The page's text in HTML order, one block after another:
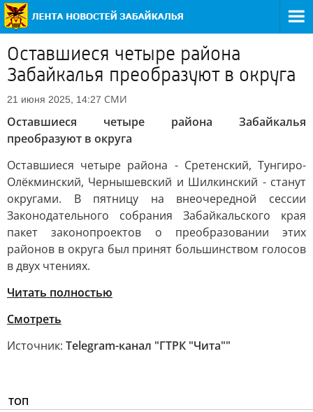
Оставшиеся четыре района
Забайкалья преобразуют в округа
21 июня 2025, 14:27 СМИ
Оставшиеся четыре района Забайкалья
преобразуют в округа
Оставшиеся четыре района - Сретенский, Тунгиро-
Олёкминский, Чернышевский и Шилкинский - станут
округами. В пятницу на внеочередной сессии
Законодательного собрания Забайкальского края
пакет законопроектов о преобразовании этих
районов в округа был принят большинством голосов
в двух чтениях.
Читать полностью
Смотреть
Источник: Telegram-канал "ГТРК "Чита""
ТОП